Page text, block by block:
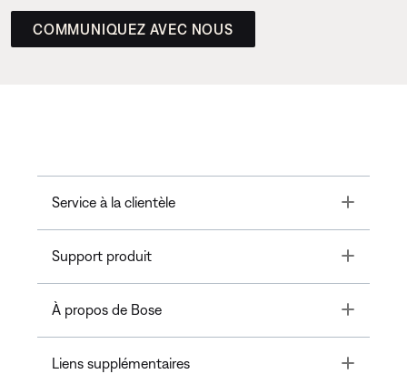
COMMUNIQUEZ AVEC NOUS
Service à la clientèle Toggle
Support produit Toggle
À propos de Bose Toggle
Liens supplémentaires Toggle